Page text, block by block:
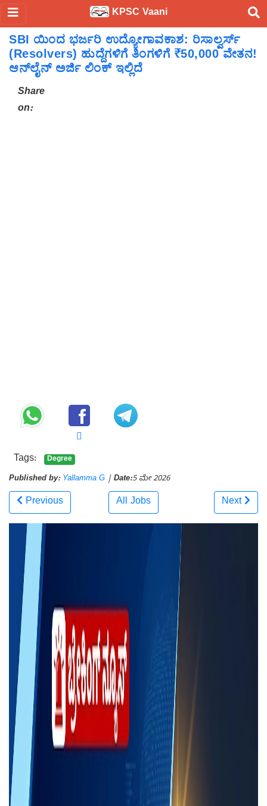
KPSC Vaani
SBI ಯಿಂದ ಭರ್ಜರಿ ಉದ್ಯೋಗಾವಕಾಶ: ರಿಸಾಲ್ವರ್ಸ್
(Resolvers) ಹುದ್ದೆಗಳಿಗೆ ತಿಂಗಳಿಗೆ ₹50,000 ವೇತನ!
ಆನ್‌ಲೈನ್ ಅರ್ಜಿ ಲಿಂಕ್ ಇಲ್ಲಿದೆ
Share
on:
Tags: Degree
Published by: Yallamma G | Date:5 ಮೇ 2026
Previous All Jobs Next